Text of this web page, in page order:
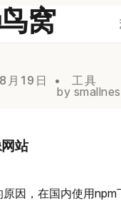
窝
月19日
工具
by
站
因，在国内使用npm